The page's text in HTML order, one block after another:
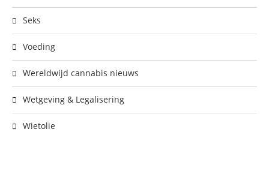
Seks
Voeding
Wereldwijd cannabis nieuws
Wetgeving & Legalisering
Wietolie